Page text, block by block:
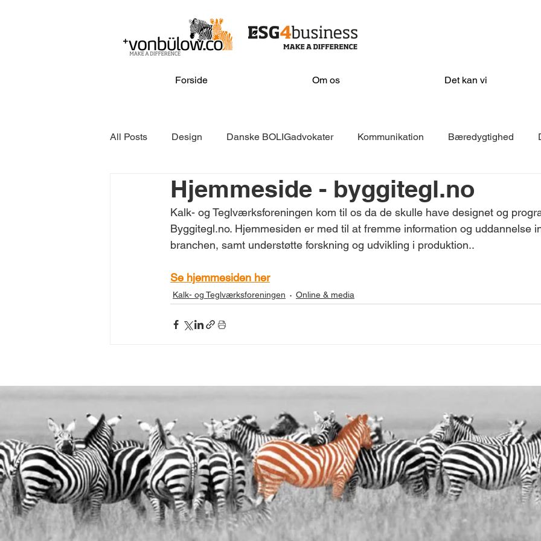
Forside Om os Det kan vi
All Posts Design Danske BOLIGadvokater Kommunikation Bæredygtighed
Online & media GSV EKKOfonden Isover VELFAC Filadelfia
Danske BOLIGforeninger KeyBalance Næste Sorø Kommune Stevns
Kalk- og Teglværksforeningen
Hjemmeside - byggitegl.no
Kalk- og Teglværksforeningen kom til os da de skulle have designet og
Byggitegl.no. Hjemmesiden er med til at fremme information og uddannelse
branchen, samt understøtte forskning og udvikling i produktion..
Se hjemmesiden her
Kalk- og Teglværksforeningen Online & media